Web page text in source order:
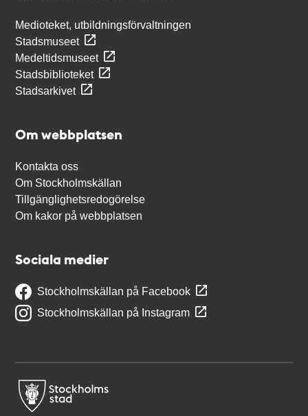
Medioteket, utbildningsförvaltningen
Stadsmuseet
Medeltidsmuseet
Stadsbiblioteket
Stadsarkivet
Om webbplatsen
Kontakta oss
Om Stockholmskällan
Tillgänglighetsredogörelse
Om kakor på webbplatsen
Sociala medier
Stockholmskällan på Facebook
Stockholmskällan på Instagram